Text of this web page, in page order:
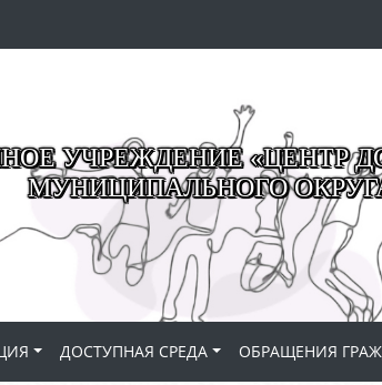
УЧРЕЖДЕНИЕ «ЦЕНТР
МУНИЦИПАЛЬНОГО
ДОСТУПНАЯ СРЕДА ОБРАЩЕНИЯ